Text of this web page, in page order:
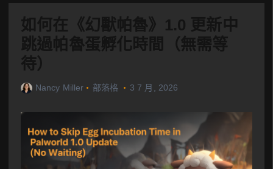
如何在《幻獸帕魯》1.0 更新中
跳過帕魯蛋孵化時間（無需等
待）
Nancy Miller 部落格 3 7 月, 2026